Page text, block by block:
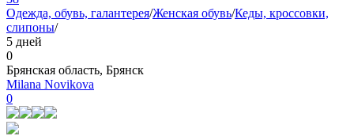
Одежда, обувь, галантерея/Женская обувь/Кеды, кроссовки,
слипоны/
5 дней
0
Брянская область, Брянск
Milana Novikova
0